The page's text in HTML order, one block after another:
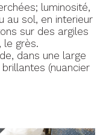
luminosité,
au sol, en interieur
sur des argiles
le grès.
dans une large
(nuancier